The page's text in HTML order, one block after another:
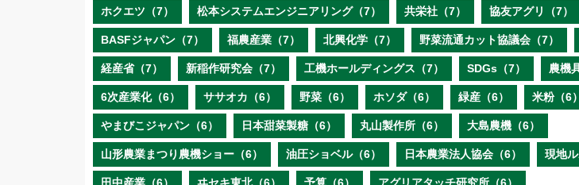
ホクエツ（7） 松本システムエンジニアリング（7） 共栄社（7） 協友アグリ（7）
BASFジャパン（7） 福農産業（7） 北興化学（7） 野菜流通カット協議会（7）
経産省（7） 新稲作研究会（7） 工機ホールディングス（7） SDGs（7） 農機
6次産業化（6） ササオカ（6） 野菜（6） ホソダ（6） 緑産（6） 米粉（6）
やまびこジャパン（6） 日本甜菜製糖（6） 丸山製作所（6） 大島農機（6）
山形農業まつり農機ショー（6） 油圧ショベル（6） 日本農業法人協会（6） 現地ル
田中産業（6） ヰセキ東北（6） 予算（6） アグリアタッチ研究所（6）